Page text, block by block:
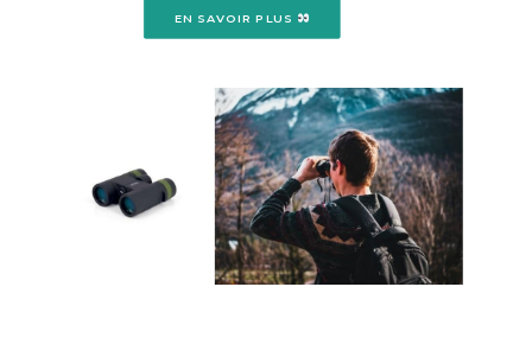
EN SAVOIR PLUS